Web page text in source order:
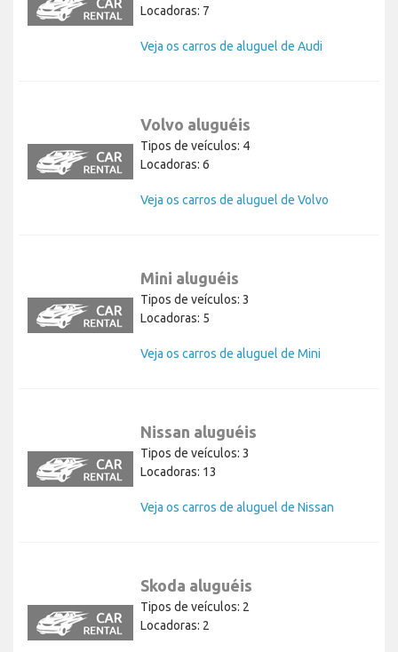
Locadoras: 7
Veja os carros de aluguel de Audi
Volvo aluguéis
Tipos de veículos: 4
Locadoras: 6
Veja os carros de aluguel de Volvo
Mini aluguéis
Tipos de veículos: 3
Locadoras: 5
Veja os carros de aluguel de Mini
Nissan aluguéis
Tipos de veículos: 3
Locadoras: 13
Veja os carros de aluguel de Nissan
Skoda aluguéis
Tipos de veículos: 2
Locadoras: 2